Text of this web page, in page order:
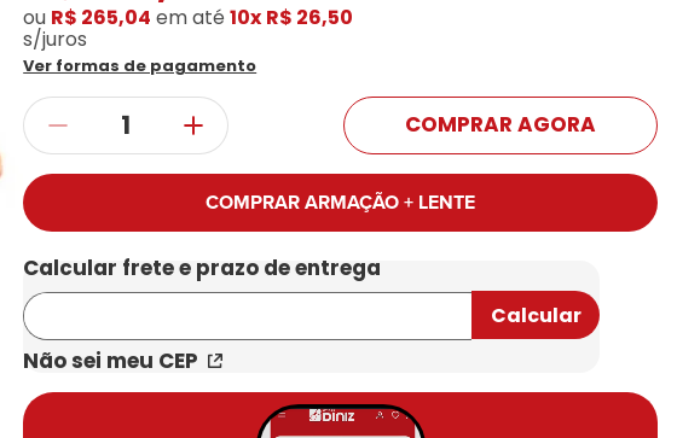
Conheça Nossas Marcas
ou R$ 265,04 em até10x R$ 26,50
s/juros
Ver formas de pagamento
COMPRAR AGORA
COMPRAR ARMAÇÃO + LENTE
Não sei meu CEP